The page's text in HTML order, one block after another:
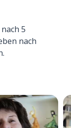
5
nach